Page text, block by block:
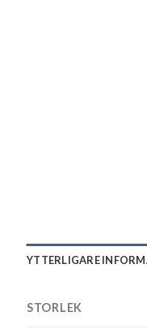
YTTERLIGARE
STORLEK